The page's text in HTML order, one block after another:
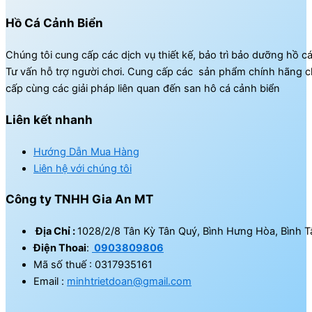
Hồ Cá Cảnh Biển
Chúng tôi cung cấp các dịch vụ thiết kế, bảo trì bảo dưỡng hồ
Tư vấn hỗ trợ người chơi. Cung cấp các sản phẩm chính hãng
cấp cùng các giải pháp liên quan đến san hô cá cảnh biển
Liên kết nhanh
Hướng Dẫn Mua Hàng
Liên hệ với chúng tôi
Công ty TNHH Gia An MT
Địa Chỉ :1028/2/8 Tân Kỳ Tân Quý, Bình Hưng Hòa, Bình
Điện Thoai: 0903809806
Mã số thuế : 0317935161
Email : minhtrietdoan@gmail.com